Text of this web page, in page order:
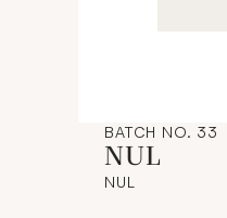
BATCH NO. 33
NUL
NUL